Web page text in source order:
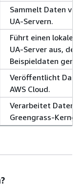
Sammelt Daten von
UA-Servern.
Führt einen lokalen
UA-Server aus, der
Beispieldaten
Veröffentlicht
AWS Cloud.
Verarbeitet Daten
Greengrass-